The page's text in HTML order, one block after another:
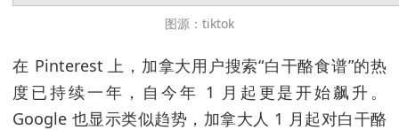
图源：tiktok
在 Pinterest 上，加拿大用户搜索“白干酪食谱”的热
度已持续一年，自今年 1 月起更是开始飙升。
Google 也显示类似趋势，加拿大人 1 月起对白干酪